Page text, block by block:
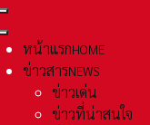
หน้าแรกHOME
ข่าวสารNEWS
ข่าวเด่น
ข่าวที่น่าสนใจ